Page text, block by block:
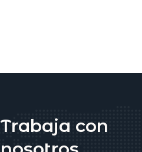
Trabaja con